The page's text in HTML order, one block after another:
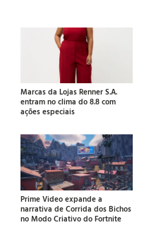
Marcas da Lojas Renner S.A.
entram no clima do 8.8 com
ações especiais
Prime Video expande a
narrativa de Corrida dos Bichos
no Modo Criativo do Fortnite